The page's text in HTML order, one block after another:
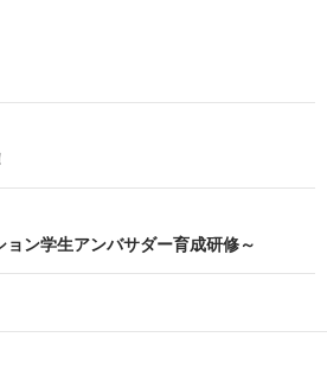
ン学生アンバサダー育成研修～